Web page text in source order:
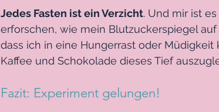
Jedes Fasten ist ein Verzicht. Und mir ist
erforschen, wie mein Blutzuckerspiegel
dass ich in eine Hungerrast oder
Kaffee und Schokolade dieses Tief
Fazit: Experiment gelungen!